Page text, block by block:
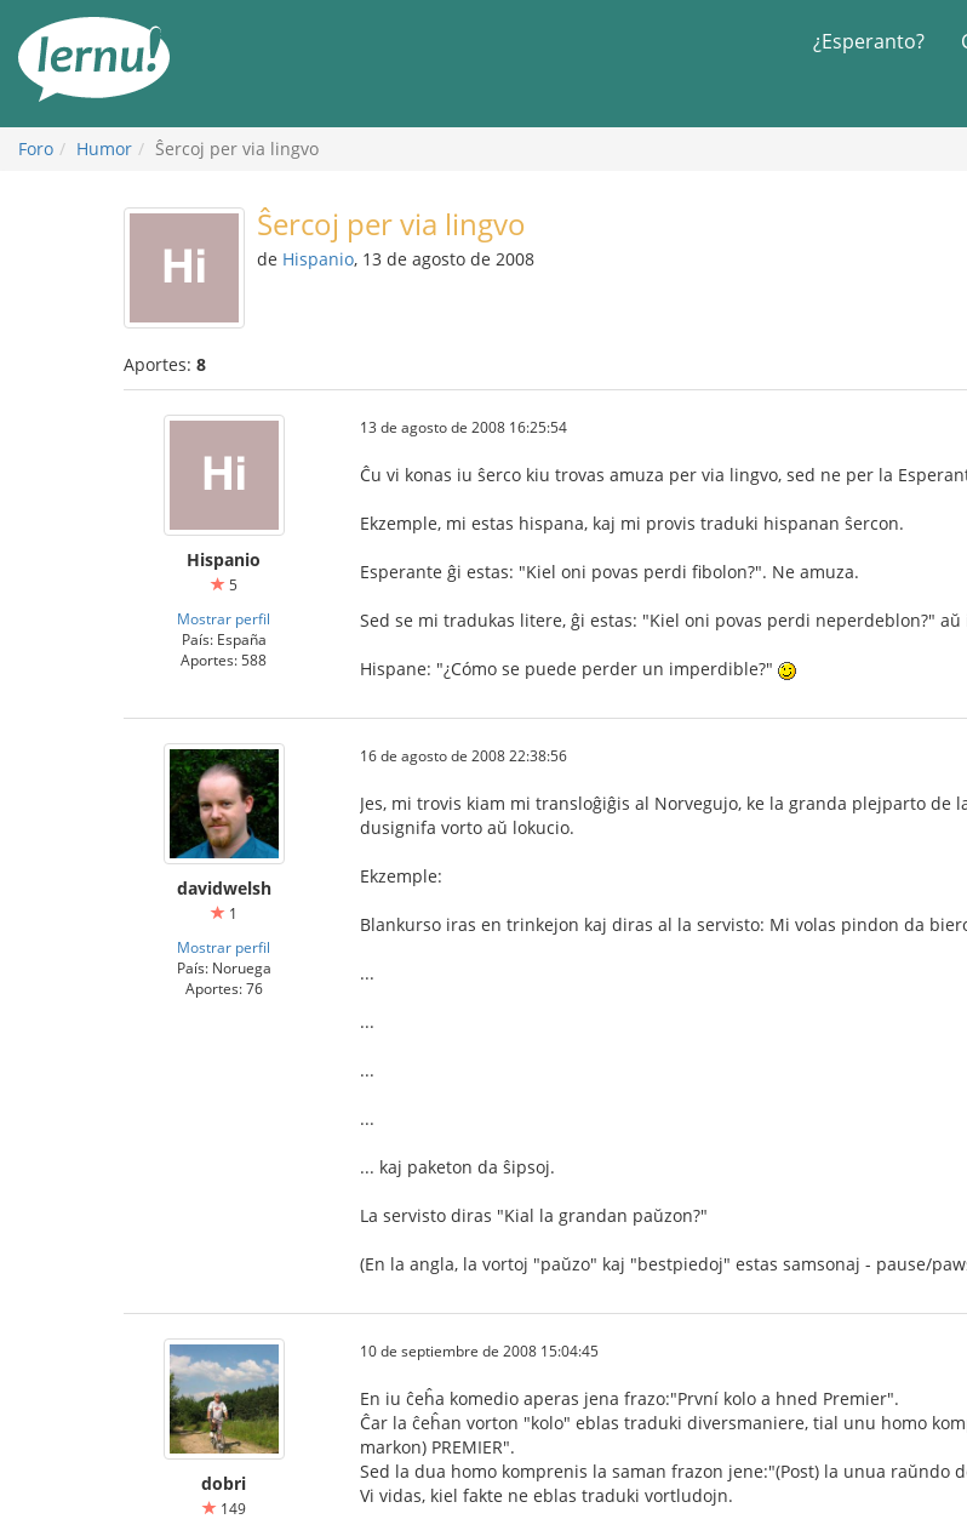
¿Esperanto?
Foro Humor Ŝercoj per via lingvo
Ŝercoj per via lingvo
de Hispanio, 13 de agosto de 2008
Aportes: 8
Hispanio
5
Mostrar perfil
País: España
Aportes: 588
13 de agosto de 2008 16:25:54
Ĉu vi konas iu ŝerco kiu trovas amuza per via lingvo, sed ne per la
Ekzemple, mi estas hispana, kaj mi provis traduki hispanan ŝercon.
Esperante ĝi estas: "Kiel oni povas perdi fibolon?". Ne amuza.
Sed se mi tradukas litere, ĝi estas: "Kiel oni povas perdi neperdeblon?" aŭ
Hispane: "¿Cómo se puede perder un imperdible?"
davidwelsh
1
Mostrar perfil
País: Noruega
Aportes: 76
16 de agosto de 2008 22:38:56
Jes, mi trovis kiam mi transloĝiĝis al Norvegujo, ke la granda plejparto
dusignifa vorto aŭ lokucio.
Ekzemple:
Blankurso iras en trinkejon kaj diras al la servisto: Mi volas pindon da
...
...
...
...
... kaj paketon da ŝipsoj.
La servisto diras "Kial la grandan paŭzon?"
(En la angla, la vortoj "paŭzo" kaj "bestpiedoj" estas samsonaj - pause/
dobri
149
10 de septiembre de 2008 15:04:45
En iu ĉeĥa komedio aperas jena frazo:"První kolo a hned Premier".
Ĉar la ĉeĥan vorton "kolo" eblas traduki diversmaniere, tial unu homo
markon) PREMIER".
Sed la dua homo komprenis la saman frazon jene:"(Post) la unua raŭndo
Vi vidas, kiel fakte ne eblas traduki vortludojn.